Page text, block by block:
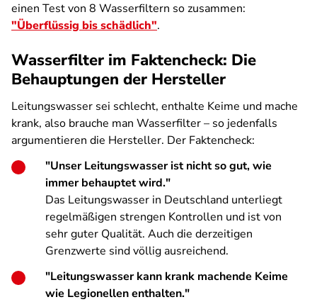
einen Test von 8 Wasserfiltern so zusammen:
"Überflüssig bis schädlich".
Wasserfilter im Faktencheck: Die
Behauptungen der Hersteller
Leitungswasser sei schlecht, enthalte Keime und mache
krank, also brauche man Wasserfilter – so jedenfalls
argumentieren die Hersteller. Der Faktencheck:
"Unser Leitungswasser ist nicht so gut, wie
immer behauptet wird."
Das Leitungswasser in Deutschland unterliegt
regelmäßigen strengen Kontrollen und ist von
sehr guter Qualität. Auch die derzeitigen
Grenzwerte sind völlig ausreichend.
"Leitungswasser kann krank machende Keime
wie Legionellen enthalten."